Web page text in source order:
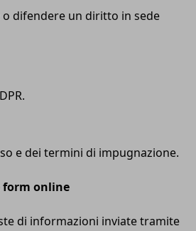
difendere un diritto in sede
e dei termini di impugnazione.
form online
di informazioni inviate tramite